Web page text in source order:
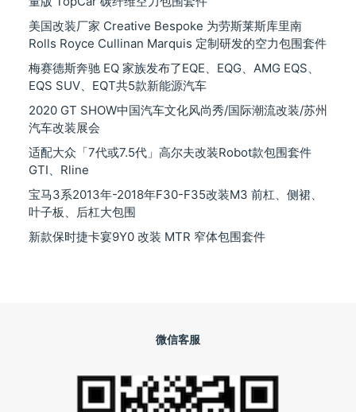
美国改装厂家 Creative Bespoke 为劳斯莱斯库里南
Rolls Royce Cullinan Marquis 定制研发的空力包围套件
梅赛德斯奔驰 EQ 家族发布了EQE、EQG、AMG EQS、
EQS SUV、EQT共5款新能源汽车
2020 GT SHOW中国汽车文化风尚秀/国际潮流改装/苏州
汽车改装展会
适配大众「7代或7.5代」高尔夫改装Robot款包围套件
GTI、Rline
宝马3系2013年-2018年F30-F35改装M3 前杠、侧裙、
叶子板、后杠大包围
新款保时捷卡宴9Y0 改装 MTR 窄体包围套件
微信客服